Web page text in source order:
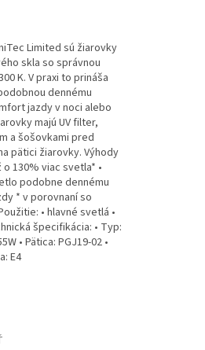
Limited sú žiarovky
skla so správnou
K. V praxi to prináša
dennému
jazdy v noci alebo
majú UV filter,
a šošovkami pred
pätici žiarovky. Výhody
130% viac svetla* •
podobne dennému
* v porovnaní so
• hlavné svetlá •
špecifikácia: • Typ:
• Pätica: PGJ19-02 •
E4